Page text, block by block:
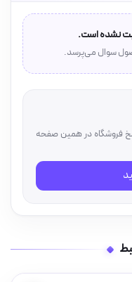
نشده است.
سوال می‌پرسد.
فروشگاه در همین صفحه